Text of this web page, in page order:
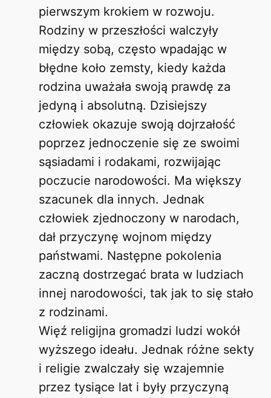
pierwszym krokiem w rozwoju.
Rodziny w przeszłości walczyły
między sobą, często wpadając w
błędne koło zemsty, kiedy każda
rodzina uważała swoją prawdę za
jedyną i absolutną. Dzisiejszy
człowiek okazuje swoją dojrzałość
poprzez jednoczenie się ze swoimi
sąsiadami i rodakami, rozwijając
poczucie narodowości. Ma większy
szacunek dla innych. Jednak
człowiek zjednoczony w narodach,
dał przyczynę wojnom między
państwami. Następne pokolenia
zaczną dostrzegać brata w ludziach
innej narodowości, tak jak to się stało
z rodzinami.
Więź religijna gromadzi ludzi wokół
wyższego ideału. Jednak różne sekty
i religie zwalczały się wzajemnie
przez tysiące lat i były przyczyną